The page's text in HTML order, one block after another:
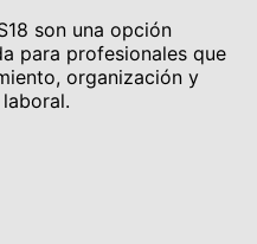
son una opción
para profesionales que
organización y